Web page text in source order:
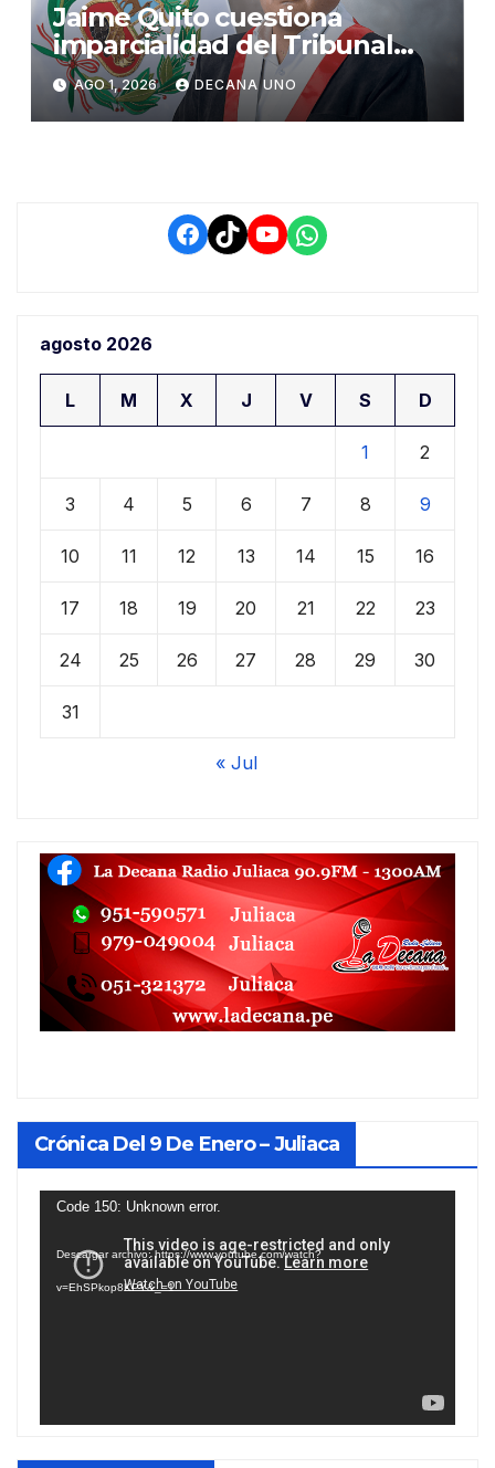
Jaime Quito cuestiona
imparcialidad del Tribunal
Constitucional tras liberación
de Ollanta Humala
AGO 1, 2026 DECANA UNO
Facebook
TikTokYouTube
WhatsApp
agosto 2026
L M X J V S D
1 2
3 4 5 6 7 8 9
10 11 12 13 14 15 16
17 18 19 20 21 22 23
24 25 26 27 28 29 30
31
« Jul
Crónica Del 9 De Enero – Juliaca
Reproductor
vídeo
Code 150: Unknown error.
Descargar archivo: https://www.youtube.com/watch?
v=EhSPkop8KPY&_=1